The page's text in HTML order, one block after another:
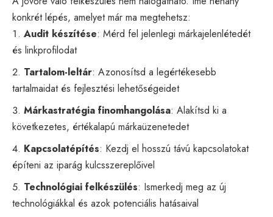
konkrét lépés, amelyet már ma megtehetsz:
Audit készítése: Mérd fel jelenlegi márkajelenlétedét
és linkprofilodat
Tartalom-leltár: Azonosítsd a legértékesebb
tartalmaidat és fejlesztési lehetőségeidet
Márkastratégia finomhangolása: Alakítsd ki a
következetes, értékalapú márkaüzenetedet
Kapcsolatépítés: Kezdj el hosszú távú kapcsolatokat
építeni az iparág kulcsszereplőivel
Technológiai felkészülés: Ismerkedj meg az új
technológiákkal és azok potenciális hatásaival